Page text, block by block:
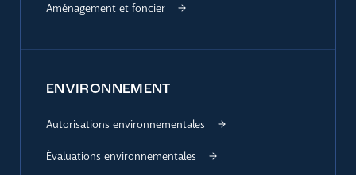
Aménagement et foncier
ENVIRONNEMENT
Autorisations environnementales
Évaluations environnementales